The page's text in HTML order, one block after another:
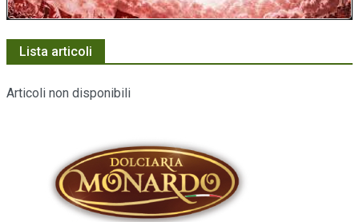
Lista articoli
Articoli non disponibili